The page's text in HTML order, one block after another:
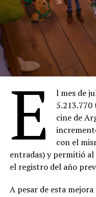
E
l mes de
5.213.770
cine de
con el
entradas) y permitió
el registro del año
A pesar de esta